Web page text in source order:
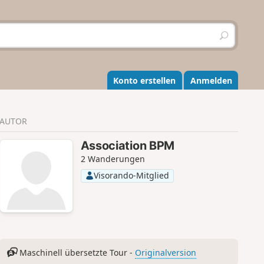
S
u
h
e
n
Konto erstellen Anmelden
AUTOR
Association BPM
2 Wanderungen
Visorando-Mitglied
Maschinell übersetzte Tour - Originalversion